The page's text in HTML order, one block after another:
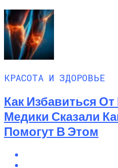
КРАСОТА И ЗДОРОВЬЕ
Как Избавиться
Медики Сказали
Помогут В Этом